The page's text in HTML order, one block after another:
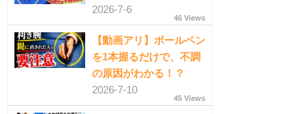
2026-7-6
46 Views
【動画アリ】ボールペン
を1本握るだけで、不調
の原因がわかる！？
2026-7-10
45 Views